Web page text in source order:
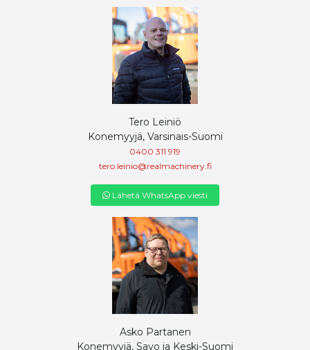
Tero Leiniö
Konemyyjä, Varsinais-Suomi
0400 311 919
tero.leinio@realmachinery.fi
Lähetä WhatsApp viesti
Asko Partanen
Konemyyjä, Savo ja Keski-Suomi